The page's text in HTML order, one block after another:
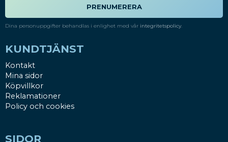
PRENUMERERA
Dina personuppgifter behandlas i enlighet med vår integritetspolicy.
KUNDTJÄNST
Kontakt
Mina sidor
Köpvillkor
Reklamationer
Policy och cookies
SIDOR